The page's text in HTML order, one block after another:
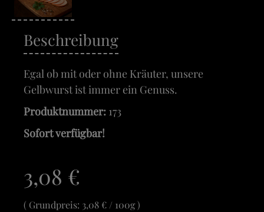
Beschreibung
Egal ob mit oder ohne Kräuter, unsere
Gelbwurst ist immer ein Genuss.
Produktnummer: 173
Sofort verfügbar!
3,08 €
Grundpreis: 3,08 € / 100g